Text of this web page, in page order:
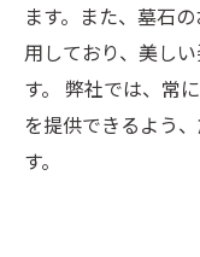
ます。また、墓石
用しており、美し
す。 弊社では、常
を提供できるよう
す。